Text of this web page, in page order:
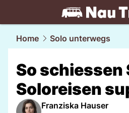
travel.NAU.ch
Home Solo unterwegs
So schiessen
Soloreisen
Franziska Hauser